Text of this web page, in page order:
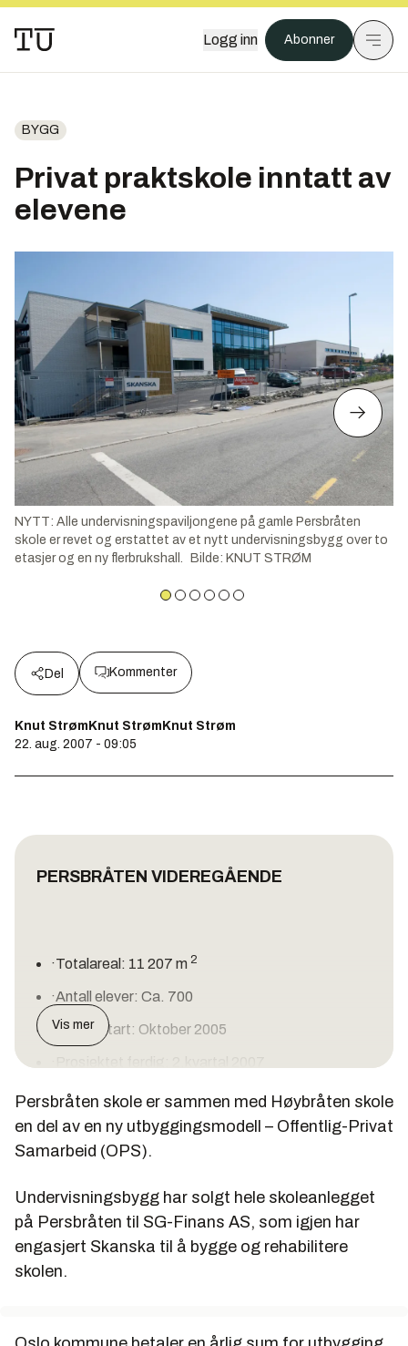
Logg inn Abonner
BYGG
Privat praktskole inntatt av
elevene
NYTT: Alle undervisningspaviljongene på gamle Persbråten
skole er revet og erstattet av et nytt undervisningsbygg over to
etasjer og en ny flerbrukshall.
Bilde: KNUT STRØM
Del Kommenter
Knut StrømKnut StrømKnut Strøm
22. aug. 2007 - 09:05
PERSBRÅTEN VIDEREGÅENDE
·Totalareal: 11 207 m 2
·Antall elever: Ca. 700
·Byggestart: Oktober 2005
·Prosjektkostnader pr. mars 2005: 262 millioner
kroner
·Prosjektleder Undervisningsbygg: Tore
·Entreprenør: Skanska.
·Arkitekt: LINK AS ved Stein Carlsen.
Vis mer
Persbråten skole er sammen med Høybråten skole
en del av en ny utbyggingsmodell – Offentlig-Privat
Samarbeid (OPS).
Undervisningsbygg har solgt hele skoleanlegget
på Persbråten til SG-Finans AS, som igjen har
engasjert Skanska til å bygge og rehabilitere
skolen.